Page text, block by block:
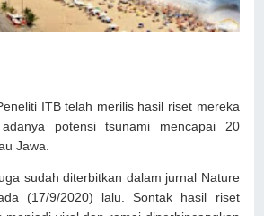
ITB telah merilis hasil riset mereka
potensi tsunami mencapai 20
Jawa.
sudah diterbitkan dalam jurnal Nature
(17/9/2020) lalu. Sontak hasil riset